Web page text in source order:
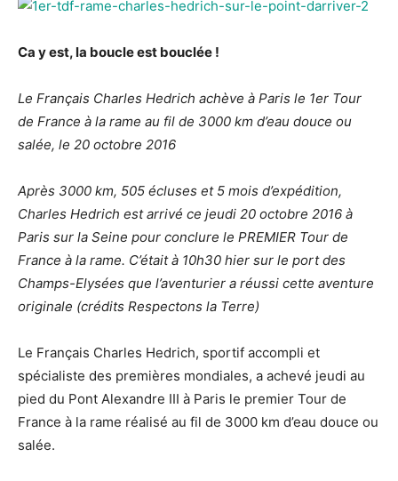
Ca y est, la boucle est bouclée !
Le Français Charles Hedrich achève à Paris le 1er Tour
de France à la rame au fil de 3000 km d’eau douce ou
salée, le 20 octobre 2016
Après 3000 km, 505 écluses et 5 mois d’expédition,
Charles Hedrich est arrivé ce jeudi 20 octobre 2016 à
Paris sur la Seine pour conclure le PREMIER Tour de
France à la rame. C’était à 10h30 hier sur le port des
Champs-Elysées que l’aventurier a réussi cette aventure
originale (crédits Respectons la Terre)
Le Français Charles Hedrich, sportif accompli et
spécialiste des premières mondiales, a achevé jeudi au
pied du Pont Alexandre III à Paris le premier Tour de
France à la rame réalisé au fil de 3000 km d’eau douce ou
salée.